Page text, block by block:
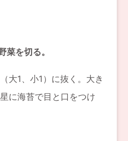
菜を切る。
大1、小1）に抜く。大き
に海苔で目と口をつけ